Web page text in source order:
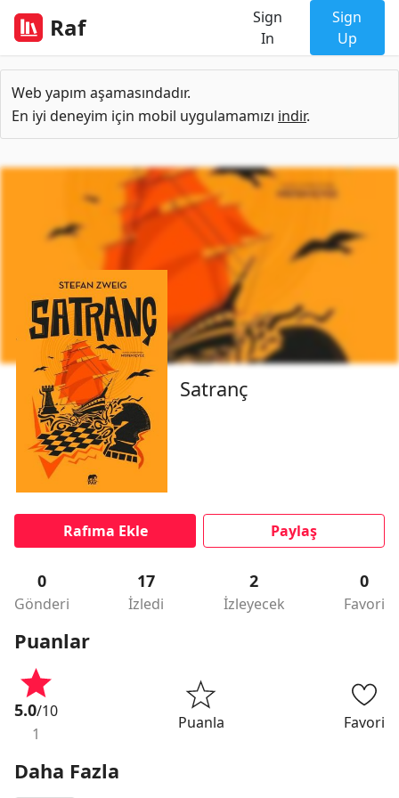
Raf
Sign
In
Sign
Up
Web yapım aşamasındadır.
En iyi deneyim için mobil uygulamamızı indir.
Satranç
Rafıma Ekle Paylaş
0
Gönderi
17
İzledi
2
İzleyecek
0
Favori
Puanlar
5.0/10
1
Puanla Favori
Daha Fazla